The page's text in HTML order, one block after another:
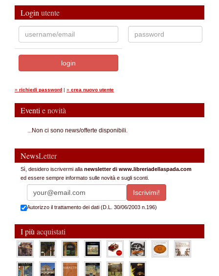
Login utente
» richiedi password | » crea nuovo utente
Eventi e novità
...Non ci sono news/offerte disponibili.
NewsLetter
Sì, desidero iscrivermi alla newsletter di www.libreriadellaspada.com
ed essere sempre informato sulle novità e sugli sconti.
Autorizzo il trattamento dei dati (D.L. 30/06/2003 n.196)
I più acquistati